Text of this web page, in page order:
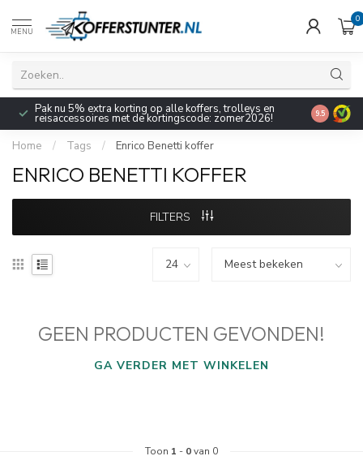
MENU
0
Pak nu 5% extra korting op alle koffers, trolleys en
reisaccessoires met de kortingscode: zomer2026! 9.5
Home / Tags / Enrico Benetti koffer
ENRICO BENETTI KOFFER
FILTERS
GEEN PRODUCTEN GEVONDEN!
GA VERDER MET WINKELEN
Toon 1 - 0van 0